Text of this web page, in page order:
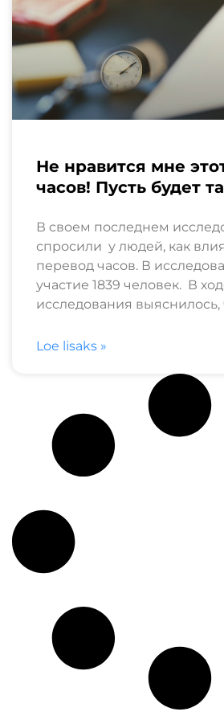
Не нравится мне
часов! Пусть будет
В своем последнем
спросили у людей, как
перевод часов. В
участие 1839 человек. В
исследования выяснилось,
Loe lisaks »